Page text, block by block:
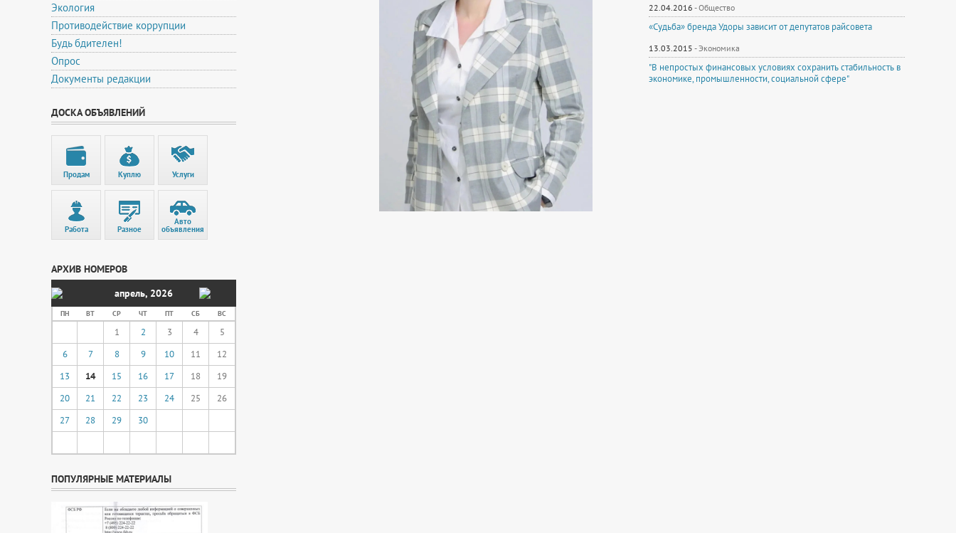
Экология
Противодействие коррупции
Будь бдителен!
Опрос
Документы редакции
ДОСКА ОБЪЯВЛЕНИЙ
Продам Куплю Услуги
Работа Разное
Авто
объявления
АРХИВ НОМЕРОВ
апрель, 2026
ПН ВТ СР ЧТ ПТ СБ ВС
1 2 3 4
5
6
7 8 9 10 11
12
13
14 15 16 17 18
19
20
21 22 23 24 25
26
27
28 29 30
ПОПУЛЯРНЫЕ МАТЕРИАЛЫ
22.04.2016 -Общество
«Судьба» бренда Удоры зависит от депутатов райсовета
13.03.2015 -Экономика
"В непростых финансовых условиях сохранить стабильность в
экономике, промышленности, социальной сфере"